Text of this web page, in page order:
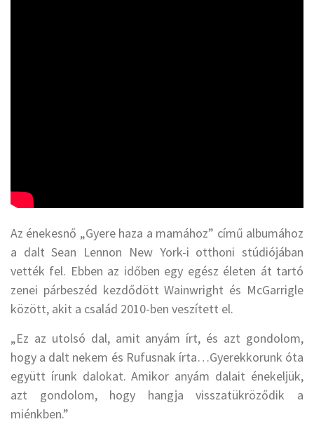
Az énekesnő „Gyere haza a mamához” című albumához
a dalt Sean Lennon New York-i otthoni stúdiójában
vették fel. Ebben az időben egy egész életen át tartó
zenei párbeszéd kezdődött Wainwright és McGarrigle
között, akit a család 2010-ben veszített el.
„Ez az utolsó dal, amit anyám írt, és azt gondolom,
hogy a dalt nekem és Rufusnak írta…Gyerekkorunk óta
együtt írunk dalokat. Amikor anyám dalait énekeljük,
azt gondolom, hogy hangja visszatükröződik a
miénkben.”